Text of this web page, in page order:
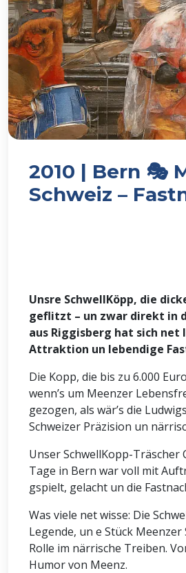
2010 | Bern 🎭
Schweiz –
Unsre SchwellKöpp, die
geflitzt – un zwar direkt in
aus Riggisberg hat sich
Attraktion un lebendige
Die Kopp, die bis zu 6.000
wenn’s um Meenzer
gezogen, als wär’s die
Schweizer Präzision un
Unser SchwellKopp-
Tage in Bern war voll mit
gspielt, gelacht un die
Was viele net wisse: Die
Legende, un e Stück
Rolle im närrische Treiben.
Humor von Meenz.